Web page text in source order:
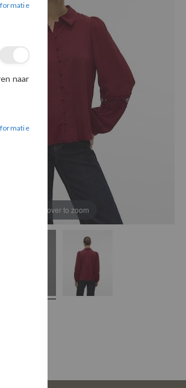
Hover to zoom
naar